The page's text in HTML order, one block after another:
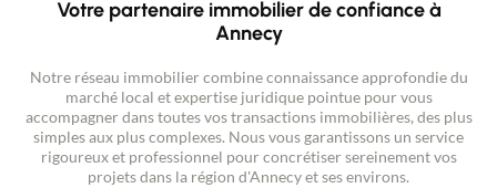
Votre partenaire immobilier de confiance à
Annecy
Notre réseau immobilier combine connaissance approfondie du
marché local et expertise juridique pointue pour vous
accompagner dans toutes vos transactions immobilières, des plus
simples aux plus complexes. Nous vous garantissons un service
rigoureux et professionnel pour concrétiser sereinement vos
projets dans la région d'Annecy et ses environs.